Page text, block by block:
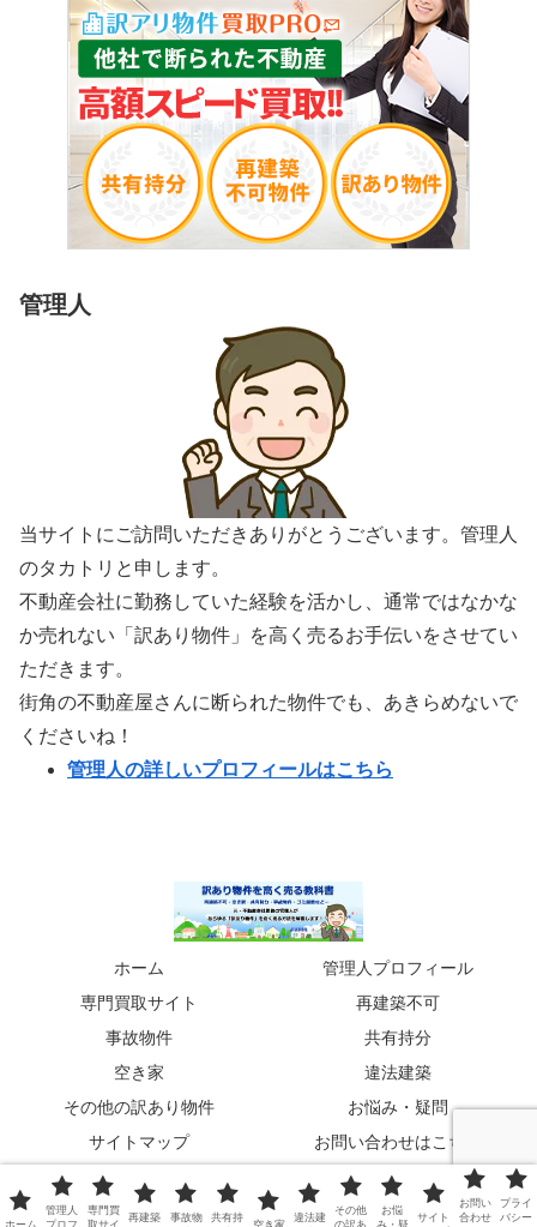
管理人
当サイトにご訪問いただきありがとうございます。管理人
のタカトリと申します。
不動産会社に勤務していた経験を活かし、通常ではなかな
か売れない「訳あり物件」を高く売るお手伝いをさせてい
ただきます。
街角の不動産屋さんに断られた物件でも、あきらめないで
くださいね！
管理人の詳しいプロフィールはこちら
ホーム
管理人プロフィール
専門買取サイト
再建築不可
事故物件
共有持分
空き家
違法建築
その他の訳あり物件
お悩み・疑問
サイトマップ
お問い合わせはこちら
プライバシーポリシー
© 2023 訳あり物件を高く売る教科書.
ホーム
管理人
プロフ
専門買
取サイ
再建築
事故物
共有持
空き家
違法建
その他
の訳あ
お悩
み・疑
サイト
お問い
合わせ
プライ
バシー